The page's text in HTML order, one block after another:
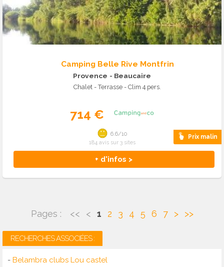
Camping Belle Rive Montfrin
Provence - Beaucaire
Chalet - Terrasse - Clim 4 pers.
714 €
Prix malin
+ d'infos >
6.6/10
184 avis sur 3 sites
Pages : << < 1 2 3 4 5 6 7 > >>
RECHERCHES ASSOCIÉES :
- Belambra clubs Lou castel